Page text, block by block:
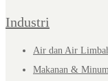
Industri
Air dan Air
Makanan &